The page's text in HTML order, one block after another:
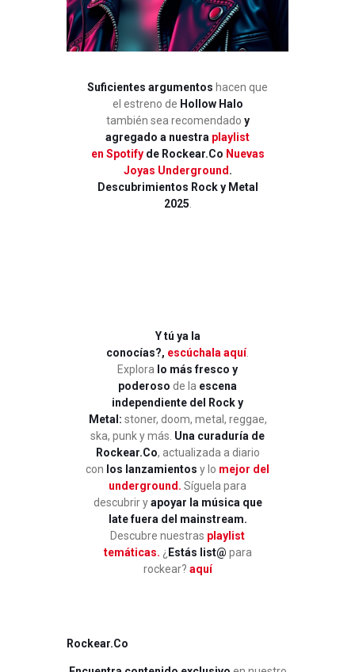
Suficientes argumentos hacen que
el estreno de Hollow Halo
también sea recomendado y
agregado a nuestra playlist
en Spotify de Rockear.Co Nuevas
Joyas Underground .
Descubrimientos Rock y Metal
2025
Y tú ya la
conocías?, escúchala aquí.
Explora lo más fresco y
poderoso de la escena
independiente del Rock y
Metal: stoner, doom, metal, reggae,
ska, punk y más. Una curaduría de
Rockear.Co, actualizada a diario
con los lanzamientos y lo mejor del
underground. Síguela para
descubrir yapoyar la música que
late fuera del mainstream.
Descubre nuestras playlist
temáticas. ¿ Estás list@ para
rockear? aquí
Rockear.Co